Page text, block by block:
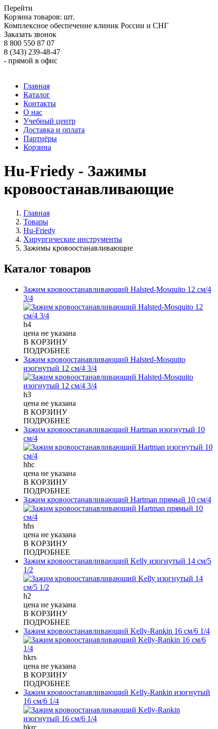
Перейти
Корзина товаров: шт.
Комплексное обеспечение клиник России и СНГ
Заказать звонок
8 800 550 87 07
8 (343) 239-48-47
- прямой в офис
Главная
Каталог
Контакты
О нас
Учебный центр
Доставка и оплата
Партнёры
Корзина
Hu-Friedy - Зажимы
кровоостанавливающие
Главная
Товары
Hu-Friedy
Хирургические инструменты
Зажимы кровоостанавливающие
Каталог товаров
Зажим кровоостанавливающий Halsted-Mosquito 12 см/4
3/4
h4
цена не указана
В КОРЗИНУ
ПОДРОБНЕЕ
Зажим кровоостанавливающий Halsted-Mosquito
изогнутый 12 см/4 3/4
h3
цена не указана
В КОРЗИНУ
ПОДРОБНЕЕ
Зажим кровоостанавливающий Hartman изогнутый 10
см/4
hhc
цена не указана
В КОРЗИНУ
ПОДРОБНЕЕ
Зажим кровоостанавливающий Hartman прямый 10 см/4
hhs
цена не указана
В КОРЗИНУ
ПОДРОБНЕЕ
Зажим кровоостанавливающий Kelly изогнутый 14 см/5
1/2
h2
цена не указана
В КОРЗИНУ
ПОДРОБНЕЕ
Зажим кровоостанавливающий Kelly-Rankin 16 см/6 1/4
hkrs
цена не указана
В КОРЗИНУ
ПОДРОБНЕЕ
Зажим кровоостанавливающий Kelly-Rankin изогнутый
16 см/6 1/4
hkrc